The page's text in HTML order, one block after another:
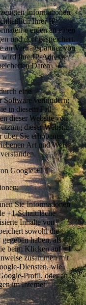
Informationen
Ihrer IP-
werden an einen
und dort gespeichert.
an Vertragspartner von
Ihre IP-Adresse
Daten
eine
Software verhindern;
in diesem Fall
dieser Website voll
dieser Website
über Sie erhobenen
Art und Weise
Google +1
Sie Informationen
+1-Schaltfläche
Inhalte von
sowohl die
haben, als
beim Klicken auf +1
zusammen mit
Diensten, wie
Profil, oder an
im Internet